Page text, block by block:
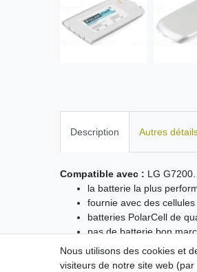
Description Autres
Compatible avec : LG G7200.
la batterie la plus
fournie avec des
batteries PolarCell de
pas de batterie bon
toutes les normes UE
protection contre la
Nous utilisons des cookies et
visiteurs de notre site web